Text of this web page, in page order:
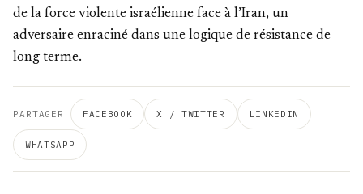
de la force violente israélienne face à l’Iran, un
adversaire enraciné dans une logique de résistance de
long terme.
PARTAGER FACEBOOK X / TWITTER LINKEDIN
WHATSAPP